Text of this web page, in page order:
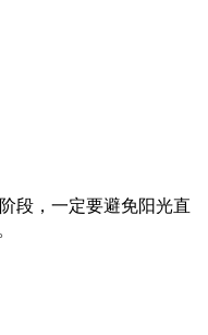
段，一定要避免阳光直